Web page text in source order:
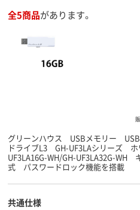
全5商品があります。
グリーンハウス USBメモリー
ドライブL3 GH-UF3LAシリーズ
UF3LA16G-WH/GH-UF3LA32G-WH
式 パスワードロック機能を搭載
共通仕様